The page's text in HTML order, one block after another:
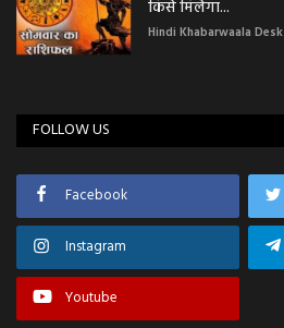
किसे मिलेगा...
Hindi Khabarwaala Desk
FOLLOW US
Facebook
Instagram
Youtube